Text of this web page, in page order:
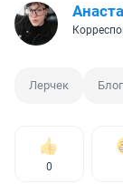
Лерчек
0